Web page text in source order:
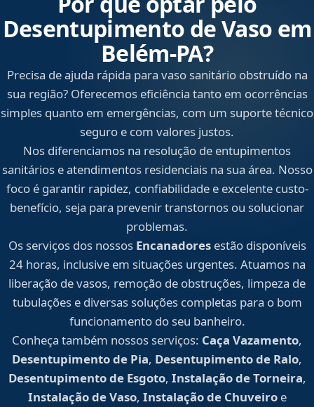
Desentupimento de Vaso em
Belém‑PA?
Precisa de ajuda rápida para vaso sanitário obstruído na
sua região? Oferecemos eficiência tanto em ocorrências
simples quanto em emergências, com um suporte técnico
seguro e com valores justos.
Nos diferenciamos na resolução de entupimentos
sanitários e atendimentos residenciais na sua área. Nosso
foco é garantir rapidez, confiabilidade e excelente custo-
benefício, seja para prevenir transtornos ou solucionar
problemas.
Os serviços dos nossos Encanadoresestão disponíveis
24 horas, inclusive em situações urgentes. Atuamos na
liberação de vasos, remoção de obstruções, limpeza de
tubulações e diversas soluções completas para o bom
funcionamento do seu banheiro.
Conheça também nossos serviços: Caça Vazamento,
Desentupimento de Pia, Desentupimento de Ralo,
Desentupimento de Esgoto, Instalação de Torneira,
Instalação de Vaso, Instalação de Chuveiroe